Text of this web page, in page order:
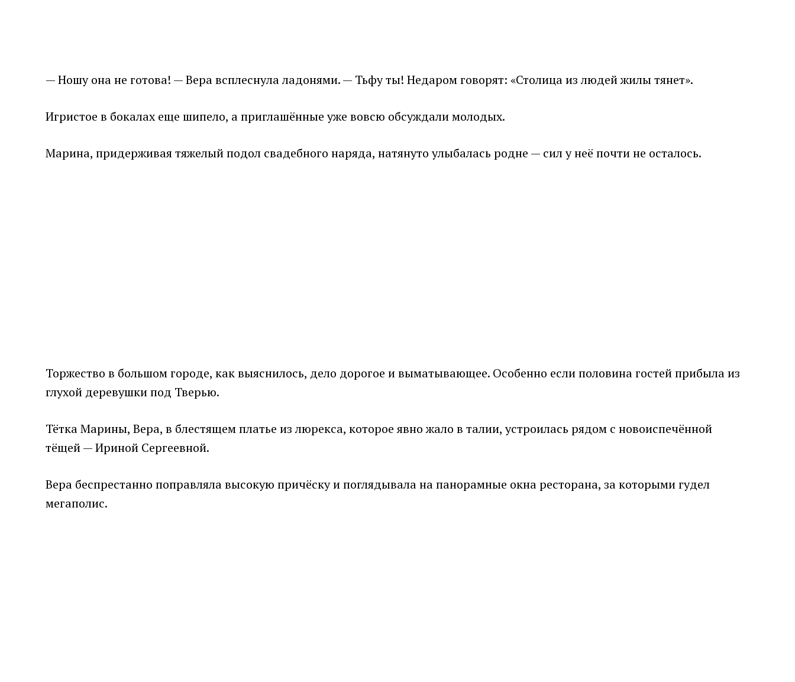
— Ношу она не готова! — Вера всплеснула ладонями. — Тьфу ты! Недаром говорят: «Столица из людей жилы тянет».
Игристое в бокалах еще шипело, а приглашённые уже вовсю обсуждали молодых.
Марина, придерживая тяжелый подол свадебного наряда, натянуто улыбалась родне — сил у неё почти не осталось.
Торжество в большом городе, как выяснилось, дело дорогое и выматывающее. Особенно если половина гостей прибыла из
глухой деревушки под Тверью.
Тётка Марины, Вера, в блестящем платье из люрекса, которое явно жало в талии, устроилась рядом с новоиспечённой
тёщей — Ириной Сергеевной.
Вера беспрестанно поправляла высокую причёску и поглядывала на панорамные окна ресторана, за которыми гудел
мегаполис.